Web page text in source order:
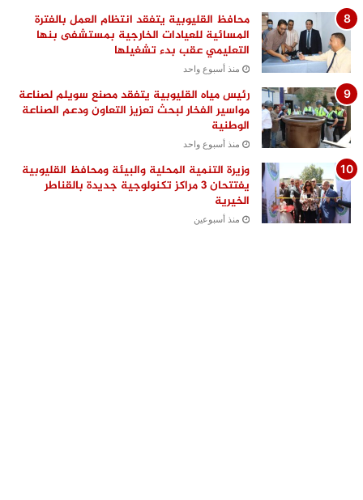
محافظ القليوبية يتفقد انتظام العمل بالفترة
المسائية للعيادات الخارجية بمستشفى بنها
التعليمي عقب بدء تشغيلها
منذ أسبوع واحد
رئيس مياه القليوبية يتفقد مصنع سويلم لصناعة
مواسير الفخار لبحث تعزيز التعاون ودعم الصناعة
الوطنية
منذ أسبوع واحد
وزيرة التنمية المحلية والبيئة ومحافظ القليوبية
يفتتحان 3 مراكز تكنولوجية جديدة بالقناطر
الخيرية
منذ أسبوعين